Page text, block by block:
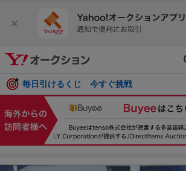
毎日引けるくじ 今すぐ挑戦